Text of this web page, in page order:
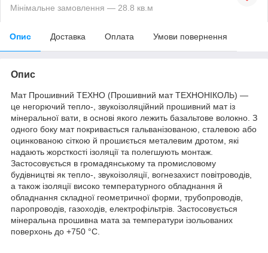
Мінімальне замовлення — 28.8 кв.м
Опис Доставка Оплата Умови повернення
Опис
Мат Прошивний ТЕХНО (Прошивний мат ТЕХНОНІКОЛЬ) —
це негорючий тепло-, звукоізоляційний прошивний мат із
мінеральної вати, в основі якого лежить базальтове волокно. З
одного боку мат покривається гальванізованою, сталевою або
оцинкованою сіткою й прошиється металевим дротом, які
надають жорсткості ізоляції та полегшують монтаж.
Застосовується в громадянському та промисловому
будівництві як тепло-, звукоізоляції, вогнезахист повітроводів,
а також ізоляції високо температурного обладнання й
обладнання складної геометричної форми, трубопроводів,
паропроводів, газоходів, електрофільтрів. Застосовується
мінеральна прошивна мата за температури ізольованих
поверхонь до +750 °C.